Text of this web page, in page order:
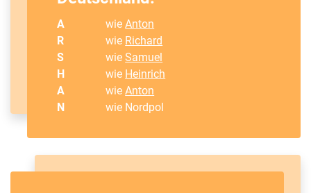
A wieAnton
R
wie Richard
S
wieSamuel
H
wie Heinrich
A
wieAnton
N
wie Nordpol